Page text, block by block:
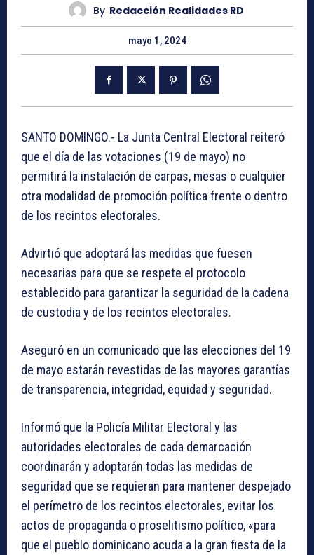
By Redacción Realidades RD
mayo 1, 2024
SANTO DOMINGO.- La Junta Central Electoral reiteró
que el día de las votaciones (19 de mayo) no
permitirá la instalación de carpas, mesas o cualquier
otra modalidad de promoción política frente o dentro
de los recintos electorales.
Advirtió que adoptará las medidas que fuesen
necesarias para que se respete el protocolo
establecido para garantizar la seguridad de la cadena
de custodia y de los recintos electorales.
Aseguró en un comunicado que las elecciones del 19
de mayo estarán revestidas de las mayores garantías
de transparencia, integridad, equidad y seguridad.
Informó que la Policía Militar Electoral y las
autoridades electorales de cada demarcación
coordinarán y adoptarán todas las medidas de
seguridad que se requieran para mantener despejado
el perímetro de los recintos electorales, evitar los
actos de propaganda o proselitismo político, «para
que el pueblo dominicano acuda a la gran fiesta de la